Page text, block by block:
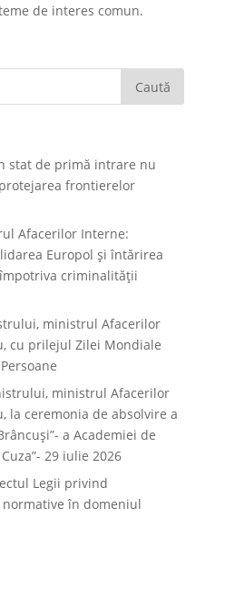
de interes comun.
stat de primă intrare nu
frontierelor
Afacerilor Interne:
Europol și întărirea
criminalității
ministrul Afacerilor
cu prilejul Zilei Mondiale
ministrul Afacerilor
la ceremonia de absolvire a
a Academiei de
29 iulie 2026
Legii privind
în domeniul